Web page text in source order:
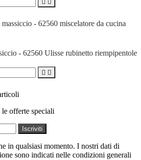
 
- 62560 Ulisse rubinetto riempipentole
 
offerte speciali
in qualsiasi momento. I nostri dati di
sono indicati nelle condizioni generali